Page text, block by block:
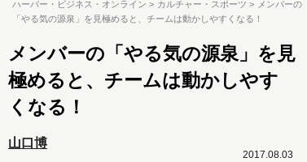
ハーバー・ビジネス・オンライン カルチャー・スポーツ
メンバーの
「やる気の源泉」を見極めると、チームは動かしやすくなる！
メンバーの「やる気の源泉」を見
極めると、チームは動かしやす
くなる！
山口博
2017.08.03